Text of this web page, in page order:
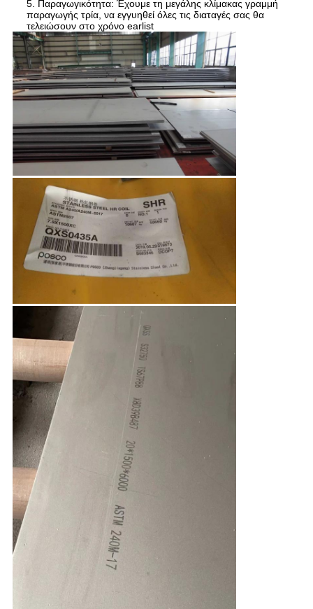
5. Παραγωγικότητα: Έχουμε τη μεγάλης κλίμακας γραμμή
παραγωγής τρία, να εγγυηθεί όλες τις διαταγές σας θα
τελειώσουν στο χρόνο earlist